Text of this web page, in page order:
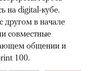
на digital-кубе.
другом в начале
совместные
общении и
100.